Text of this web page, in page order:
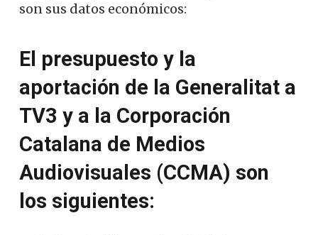
son sus datos económicos:
El presupuesto y la
aportación de la Generalitat a
TV3 y a la Corporación
Catalana de Medios
Audiovisuales (CCMA) son
los siguientes: